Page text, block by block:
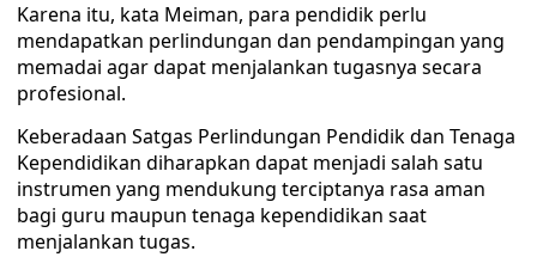
Karena itu, kata Meiman, para pendidik perlu
mendapatkan perlindungan dan pendampingan yang
memadai agar dapat menjalankan tugasnya secara
profesional.
Keberadaan Satgas Perlindungan Pendidik dan Tenaga
Kependidikan diharapkan dapat menjadi salah satu
instrumen yang mendukung terciptanya rasa aman
bagi guru maupun tenaga kependidikan saat
menjalankan tugas.